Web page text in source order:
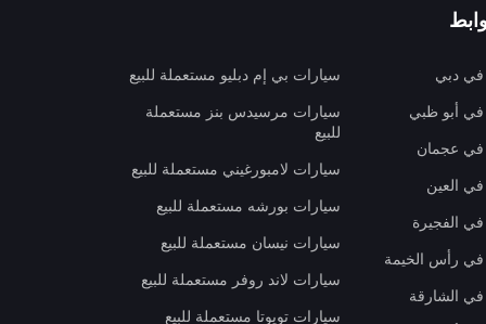
في دبي
في أبو ظبي
في عجمان
في العين
في الفجيرة
في رأس الخيمة
في الشارقة
سيارات بي إم دبليو مستعملة للبيع
سيارات مرسيدس بنز مستعملة
للبيع
سيارات لامبورغيني مستعملة للبيع
سيارات بورشه مستعملة للبيع
سيارات نيسان مستعملة للبيع
سيارات لاند روفر مستعملة للبيع
سيارات تويوتا مستعملة للبيع